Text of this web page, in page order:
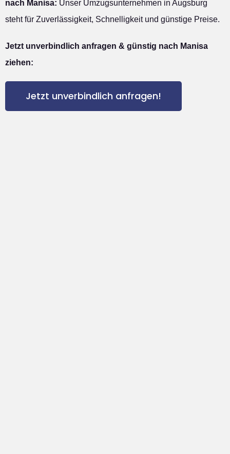
nach Manisa: Unser Umzugsunternehmen in Augsburg
steht für Zuverlässigkeit, Schnelligkeit und günstige Preise.
Jetzt unverbindlich anfragen & günstig nach Manisa
ziehen:
Jetzt unverbindlich anfragen!